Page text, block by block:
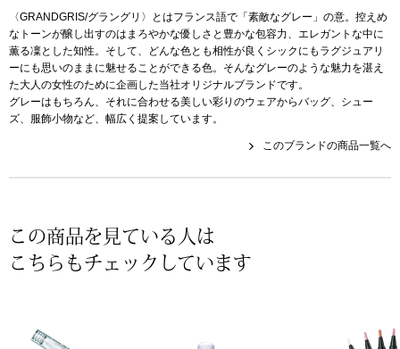
マフラー／ス
スカーフ／ス
〈GRANDGRIS/グラングリ〉とはフランス語で「素敵なグレー」の意。控えめ
なトーンが醸し出すのはまろやかな優しさと豊かな包容力、エレガントな中に
薫る凜とした知性。そして、どんな色とも相性が良くシックにもラグジュアリ
ーにも思いのままに魅せることができる色。そんなグレーのような魅力を湛え
た大人の女性のために企画した当社オリジナルブランドです。
グレーはもちろん、それに合わせる美しい彩りのウェアからバッグ、シュー
ズ、服飾小物など、幅広く提案しています。
このブランドの商品一覧へ
この商品を見ている人は
こちらもチェックしています